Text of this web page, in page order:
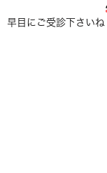
早目にご受診下さいね